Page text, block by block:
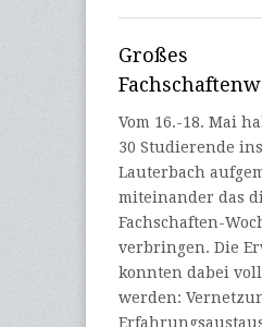
Großes
Vom 16.-18. Mai
30 Studierende
Lauterbach
miteinander das
Fachschaften-
verbringen. Die
konnten dabei
werden: